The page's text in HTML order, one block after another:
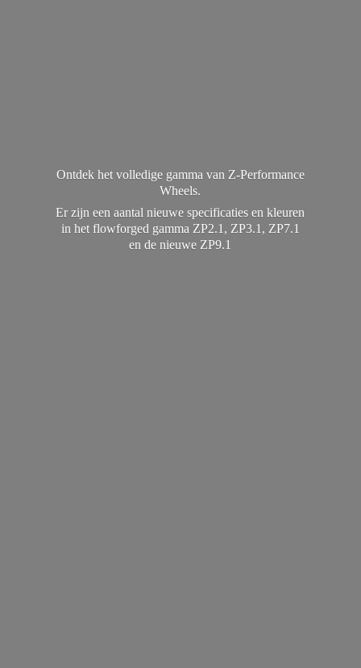
Ontdek het volledige gamma van Z-Performance
Wheels.
Er zijn een aantal nieuwe specificaties en kleuren
in het flowforged gamma ZP2.1, ZP3.1, ZP7.1
en denieuwe ZP9.1